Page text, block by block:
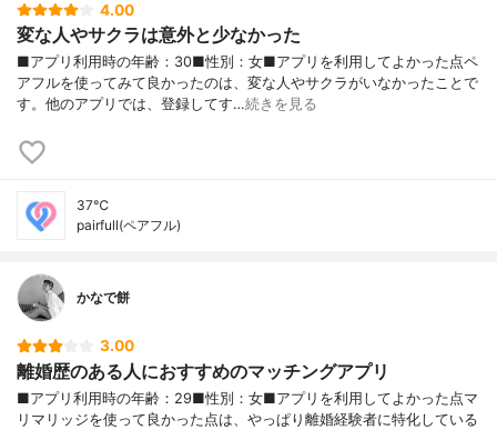
4.00
変な人やサクラは意外と少なかった
■アプリ利用時の年齢：30■性別：女■アプリを利用してよかった点ペ
アフルを使ってみて良かったのは、変な人やサクラがいなかったことで
す。他のアプリでは、登録してす…続きを見る
37℃
pairfull(ペアフル)
かなで餅
3.00
離婚歴のある人におすすめのマッチングアプリ
■アプリ利用時の年齢：29■性別：女■アプリを利用してよかった点マ
リマリッジを使って良かった点は、やっぱり離婚経験者に特化している